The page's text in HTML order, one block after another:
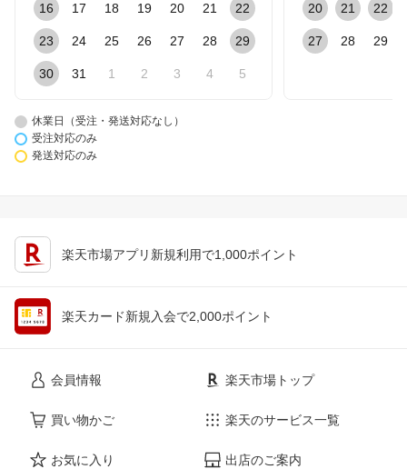
16 17 18 19 20 21 22
23 24 25 26 27 28 29
30 31 1 2 3 4 5
20 21 22
27 28 29
休業日（受注・発送対応なし）
受注対応のみ
発送対応のみ
楽天市場アプリ新規利用で1,000ポイント
楽天カード新規入会で2,000ポイント
会員情報
買い物かご
お気に入り
楽天市場トップ
楽天のサービス一覧
出店のご案内